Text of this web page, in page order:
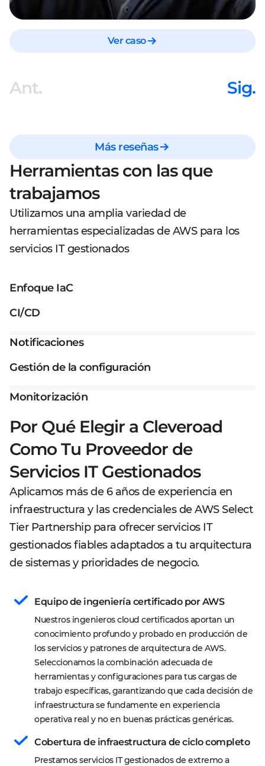
Ver caso
Ant. Sig.
Más reseñas
Herramientas con las que
trabajamos
Utilizamos una amplia variedad de
herramientas especializadas de AWS para los
servicios IT gestionados
Enfoque IaC
CI/CD
Notificaciones
Gestión de la configuración
Monitorización
Por Qué Elegir a Cleveroad
Como Tu Proveedor de
Servicios IT Gestionados
Aplicamos más de 6 años de experiencia en
infraestructura y las credenciales de AWS Select
Tier Partnership para ofrecer servicios IT
gestionados fiables adaptados a tu arquitectura
de sistemas y prioridades de negocio.
Equipo de ingeniería certificado por AWS
Nuestros ingenieros cloud certificados aportan un
conocimiento profundo y probado en producción de
los servicios y patrones de arquitectura de AWS.
Seleccionamos la combinación adecuada de
herramientas y configuraciones para tus cargas de
trabajo específicas, garantizando que cada decisión de
infraestructura se fundamente en experiencia
operativa real y no en buenas prácticas genéricas.
Cobertura de infraestructura de ciclo completo
Prestamos servicios IT gestionados de extremo a